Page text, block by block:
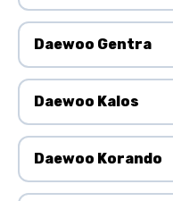
Daewoo Gentra
Daewoo Kalos
Daewoo Korando